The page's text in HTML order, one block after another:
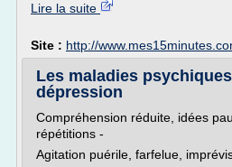
Lire la suite
Site : http://
Les maladies
dépression
Compréhension réduite, idées
répétitions -
Agitation puérile, farfelue,